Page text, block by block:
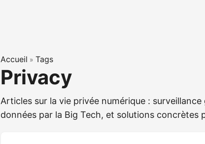
Accueil » Tags
Privacy
Articles sur la vie privée numérique :
données par la Big Tech, et solutions concrètes